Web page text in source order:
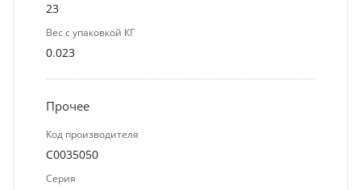
23
Вес с упаковкой КГ
0.023
Прочее
Код производителя
C0035050
Серия